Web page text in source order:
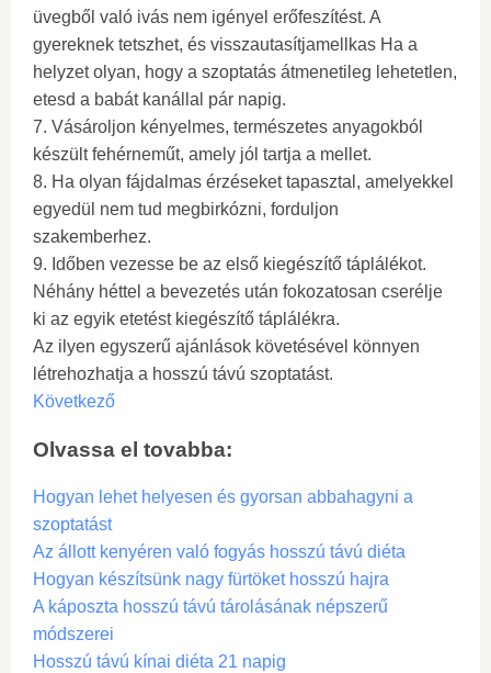
üvegből való ivás nem igényel erőfeszítést. A
gyereknek tetszhet, és visszautasítjamellkas Ha a
helyzet olyan, hogy a szoptatás átmenetileg lehetetlen,
etesd a babát kanállal pár napig.
7. Vásároljon kényelmes, természetes anyagokból
készült fehérneműt, amely jól tartja a mellet.
8. Ha olyan fájdalmas érzéseket tapasztal, amelyekkel
egyedül nem tud megbirkózni, forduljon
szakemberhez.
9. Időben vezesse be az első kiegészítő táplálékot.
Néhány héttel a bevezetés után fokozatosan cserélje
ki az egyik etetést kiegészítő táplálékra.
Az ilyen egyszerű ajánlások követésével könnyen
létrehozhatja a hosszú távú szoptatást.
Következő
Olvassa el tovabba:
Hogyan lehet helyesen és gyorsan abbahagyni a
szoptatást
Az állott kenyéren való fogyás hosszú távú diéta
Hogyan készítsünk nagy fürtöket hosszú hajra
A káposzta hosszú távú tárolásának népszerű
módszerei
Hosszú távú kínai diéta 21 napig